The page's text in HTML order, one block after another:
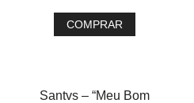
COMPRAR
Santvs – “Meu Bom